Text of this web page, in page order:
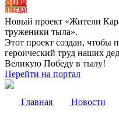
Новый проект «Жители
труженики тыла».
Этот проект создан, чтобы
героический труд наших
Великую Победу в тылу!
Перейти на портал
Главная Новости